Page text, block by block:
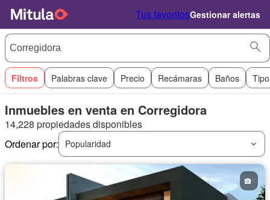
Tus favoritosGestionar alertas
Filtros Palabras clave Precio Recámaras Baños
Inmuebles en venta en Corregidora
14,228 propiedades disponibles
Ordenar por:
Popularidad